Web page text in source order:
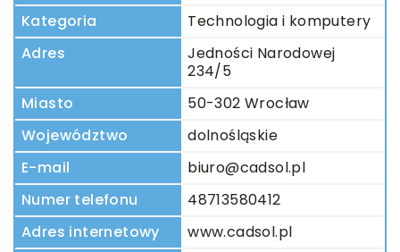
Kategoria
Technologia i komputery
Adres
Jedności Narodowej
234/5
Miasto
50-302 Wrocław
Województwo
dolnośląskie
E-mail
biuro@cadsol.pl
Numer telefonu
48713580412
Adres internetowy
www.cadsol.pl